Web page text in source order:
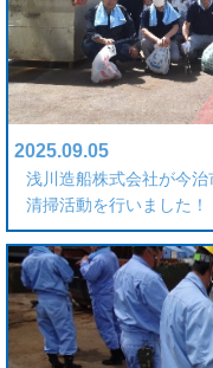
2025.09.05
浅川造船株式会社が今
清掃活動を行いました！